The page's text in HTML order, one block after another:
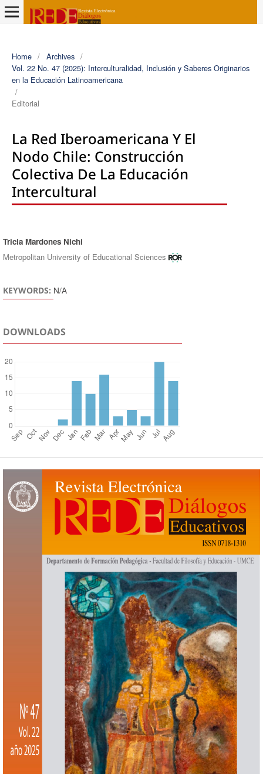
Home / Archives /
Vol. 22 No. 47 (2025): Interculturalidad, Inclusión y Saberes Originarios
en la Educación Latinoamericana
/
Editorial
La Red Iberoamericana Y El
Nodo Chile: Construcción
Colectiva De La Educación
Intercultural
Authors
Tricia Mardones Nichi
Metropolitan University of Educational Sciences
KEYWORDS: N/A
DOWNLOADS